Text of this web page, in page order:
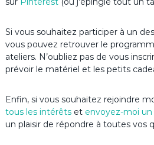
Si vous souhaitez participer à un
vous pouvez retrouver le
ateliers. N’oubliez pas de vous
prévoir le matériel et les petits
Enfin, si vous souhaitez rejoindre
tous les intérêtset envoyez-moi
un plaisir de répondre à toutes vos